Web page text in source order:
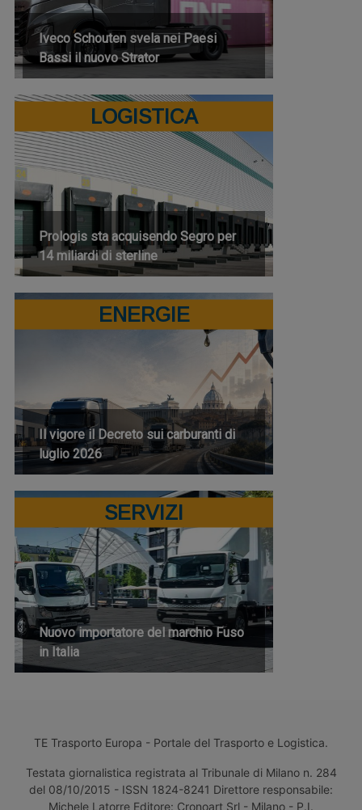
Iveco Schouten svela nei Paesi
Bassi il nuovo Strator
LOGISTICA
Prologis sta acquisendo Segro per
14 miliardi di sterline
ENERGIE
Il vigore il Decreto sui carburanti di
luglio 2026
SERVIZI
Nuovo importatore del marchio Fuso
in Italia
TE Trasporto Europa - Portale del Trasporto e Logistica.
Testata giornalistica registrata al Tribunale di Milano n. 284
del 08/10/2015 - ISSN 1824-8241 Direttore responsabile:
Michele Latorre Editore: Cronoart Srl - Milano - P.I.